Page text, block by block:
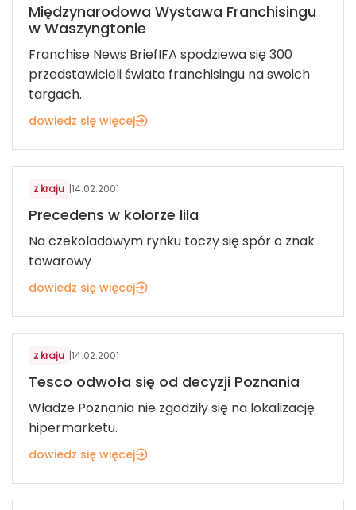
Międzynarodowa Wystawa Franchisingu
w Waszyngtonie
Franchise News BriefIFA spodziewa się 300
przedstawicieli świata franchisingu na swoich
targach.
dowiedz się więcej
z kraju |14.02.2001
Precedens w kolorze lila
Na czekoladowym rynku toczy się spór o znak
towarowy
dowiedz się więcej
z kraju |14.02.2001
Tesco odwoła się od decyzji Poznania
Władze Poznania nie zgodziły się na lokalizację
hipermarketu.
dowiedz się więcej